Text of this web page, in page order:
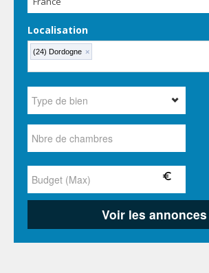
Localisation
(24) Dordogne ×